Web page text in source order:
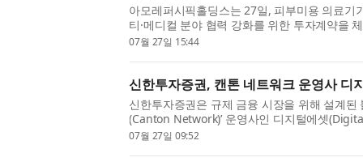
아모레퍼시픽홀딩스는 27일, 피부미용 의료기
티·메디컬 분야 협력 강화를 위한 투자계약을
각자의 핵심 역량을 바탕으로 전문 시술과 일
07월 27일 15:44
신한투자증권, 캔톤 네트워크 운영사 디
신한투자증권은 규제 금융 시장을 위해 설계된
(Canton Network)’ 운영사인 디지털에셋
일 밝혔다. 이번 투자는 앤드리슨 호로위츠
07월 27일 09:52